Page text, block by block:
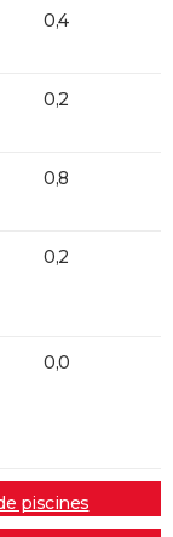
0,4
0,2
0,8
0,2
0,0
piscines